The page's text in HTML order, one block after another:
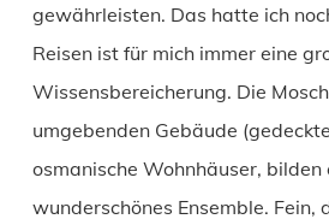
gewährleisten. Das hatte ich
Reisen ist für mich immer eine
Wissensbereicherung. Die
umgebenden Gebäude
osmanische Wohnhäuser, bilden
wunderschönes Ensemble. Fein,